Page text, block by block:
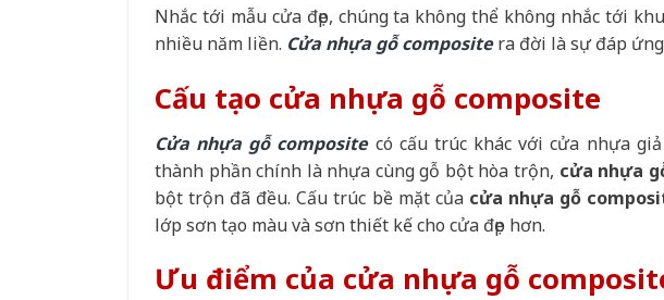
Nhắc tới mẫu cửa đẹp, chúng ta không thể không nhắc tới
nhiều năm liền. Cửa nhựa gỗ compositera đời là sự đáp
Cấu tạo cửa nhựa gỗ composite
Cửa nhựa gỗ composite có cấu trúc khác với cửa nhựa
thành phần chính là nhựa cùng gỗ bột hòa trộn, cửa nhựa
bột trộn đã đều. Cấu trúc bề mặt của cửa nhựa gỗ
lớp sơn tạo màu và sơn thiết kế cho cửa đẹp hơn.
Ưu điểm của cửa nhựa gỗ